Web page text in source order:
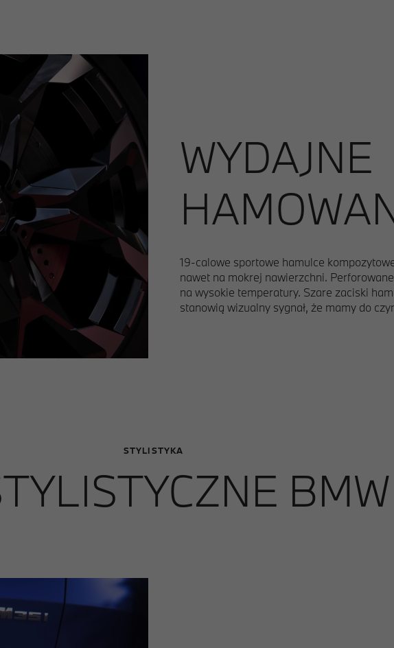
WYDAJNE
19-calowe sportowe hamulce
nawet na mokrej nawierzchni.
na wysokie temperatury. Szare zaciski
stanowią wizualny sygnał, że mamy do
STYLISTYKA